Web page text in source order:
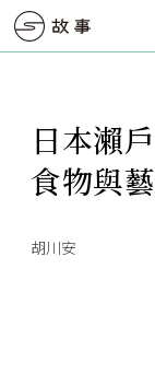
日本瀨
食物與
胡川安